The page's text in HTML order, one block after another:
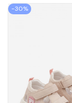
−30%